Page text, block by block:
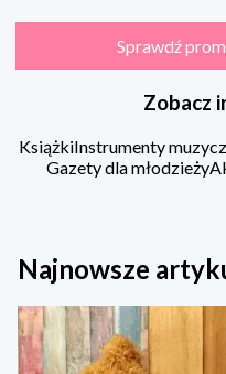
Sprawdź
Zobacz
KsiążkiInstrumenty
Gazety dla młodzieży
Najnowsze